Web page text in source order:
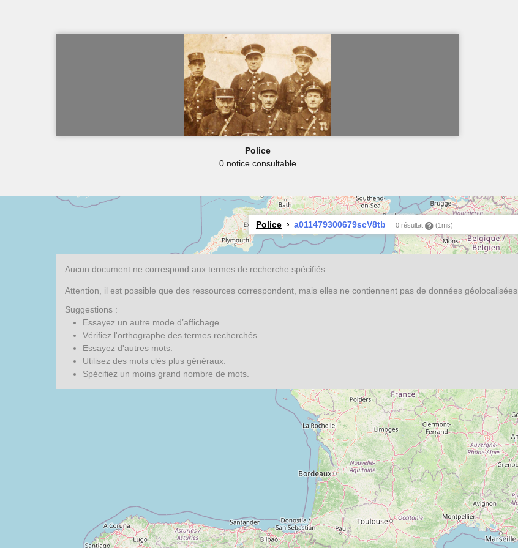
Police
0 notice consultable
Police a011479300679scV8tb 0 résultat (1ms)
Aucun document ne correspond aux termes de recherche spécifiés :
Attention, il est possible que des ressources correspondent, mais elles ne contiennent pas de données géolocalisées
Suggestions :
Essayez un autre mode d’affichage
Vérifiez l'orthographe des termes recherchés.
Essayez d'autres mots.
Utilisez des mots clés plus généraux.
Spécifiez un moins grand nombre de mots.